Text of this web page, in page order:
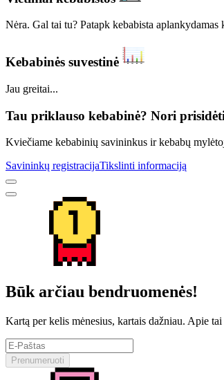
Nėra. Gal tai tu? Patapk kebabista aplankydamas
Kebabinės suvestinė
Jau greitai...
Tau priklauso kebabinė? Nori
Kviečiame kebabinių savininkus ir kebabų
Savininkų registracijaTikslinti informaciją
Būk arčiau bendruomenės!
Kartą per kelis mėnesius, kartais dažniau. Apie
Prenumeruoti